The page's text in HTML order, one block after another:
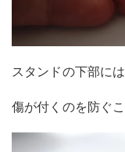
スタンドの下部に
傷が付くのを防ぐ